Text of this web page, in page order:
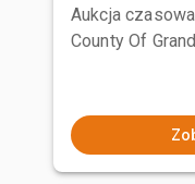
Aukcja czasowa